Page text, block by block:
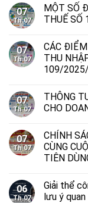
07
Th 07
MỘT SỐ
THUẾ
07
Th 07
CÁC
THU
109/
07
Th 07
THÔNG
CHO
07
Th 07
CHÍNH
CÙNG
TIÊN
06
Th 07
Giải thể
lưu ý